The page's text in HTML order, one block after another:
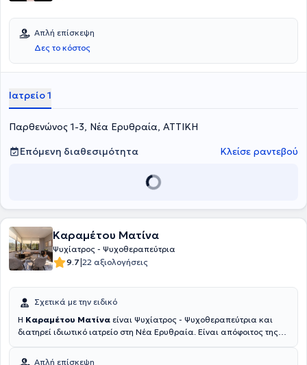
Απλή επίσκεψη
Δες το κόστος
Ιατρείο 1
Παρθενώνος 1-3, Νέα Ερυθραία, ΑΤΤΙΚΗ
Επόμενη διαθεσιμότητα
Κλείσε ραντεβού
Καραμέτου Ματίνα
Ψυχίατρος - Ψυχοθεραπεύτρια
9.7|22 αξιολογήσεις
Σχετικά με την ειδικό
Η Καραμέτου Ματίνα είναι Ψυχίατρος - Ψυχοθεραπεύτρια και
διατηρεί ιδιωτικό ιατρείο στη Νέα Ερυθραία. Είναι απόφοιτος της
Αθηνών και ειδικεύτηκε στην Ψυχιατρική στην Ελβετία, στην
Απλή επίσκεψη